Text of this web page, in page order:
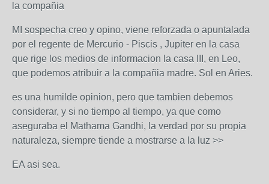
la compañia
MI sospecha creo y opino, viene reforzada o apuntalada
por el regente de Mercurio - Piscis , Jupiter en la casa
que rige los medios de informacion la casa III, en Leo,
que podemos atribuir a la compañia madre. Sol en Aries.
es una humilde opinion, pero que tambien debemos
considerar, y si no tiempo al tiempo, ya que como
aseguraba el Mathama Gandhi, la verdad por su propia
naturaleza, siempre tiende a mostrarse a la luz >>
EA asi sea.